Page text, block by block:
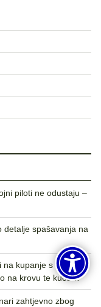
piloti ne odustaju –
detalje spašavanja na
kupanje s obitelji
na krovu te kuće…‘
zahtjevno zbog